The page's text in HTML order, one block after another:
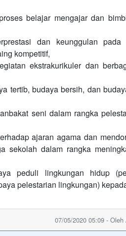
belajar mengajar dan
dan keunggulan
kompetitif,
ekstrakurikuler dan
tertib, budaya bersih, dan
seni dalam rangka
ajaran agama dan
sekolah dalam rangka
peduli lingkungan hidup
pelestarian lingkungan)
07/05/2020 05:09 -